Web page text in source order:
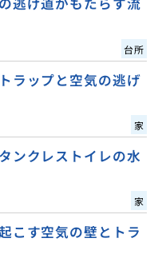
台所
ラップと空気の逃げ
家
ンクレストイレの水
家
こす空気の壁とトラ